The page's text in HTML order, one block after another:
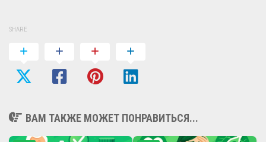
SHARE
ВАМ ТАКЖЕ МОЖЕТ ПОНРАВИТЬСЯ...